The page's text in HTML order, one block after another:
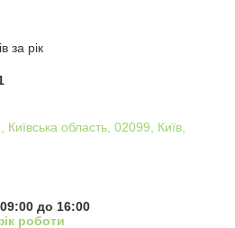
рідина, яка використовується в
промисловості. Розчинники
в основному
і розведення фарб ,
для цього
С80/120 або його ще називають
за рік
область, 02099, Київ,
до 16:00
роботи